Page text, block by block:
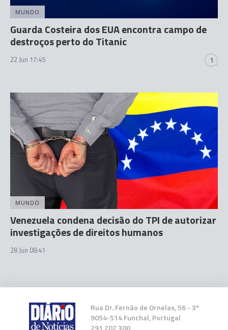
MUNDO
Guarda Costeira dos EUA encontra campo de
destroços perto do Titanic
22 Jun 17:45 1
MUNDO
Venezuela condena decisão do TPI de autorizar
investigações de direitos humanos
28 Jun 08:41
Rua Dr. Fernão de Ornelas, 56 - 3º
9054-514 Funchal, Portugal